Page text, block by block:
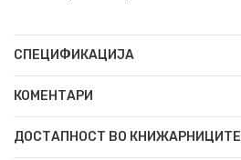
СПЕЦИФИКАЦИЈА
КОМЕНТАРИ
ДОСТАПНОСТ ВО КНИЖАРНИЦИТЕ